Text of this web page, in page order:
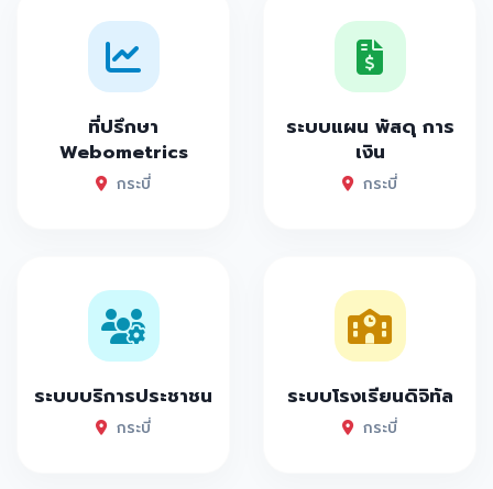
ที่ปรึกษา
Webometrics
กระบี่
ระบบแผน พัสดุ การ
เงิน
กระบี่
ระบบบริการประชาชน
กระบี่
ระบบโรงเรียนดิจิทัล
กระบี่